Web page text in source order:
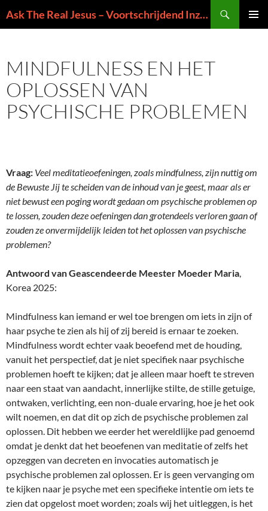
naar
Ask The Real Jesus – Voortschrijdend Inzicht in de Zin van het Leven
MINDFULNESS EN HET
OPLOSSEN VAN
PSYCHISCHE PROBLEMEN
Vraag: Veel meditatieoefeningen, zoals mindfulness, zijn nuttig om
de Bewuste Jij te scheiden van de inhoud van je geest, maar als er
niet bewust een poging wordt gedaan om psychische problemen op
te lossen, zouden deze oefeningen dan grotendeels verloren gaan of
zouden ze onvermijdelijk leiden tot het oplossen van psychische
problemen?
Antwoord van Geascendeerde Meester Moeder Maria,
Korea 2025:
Mindfulness kan iemand er wel toe brengen om iets in zijn of
haar psyche te zien als hij of zij bereid is ernaar te zoeken.
Mindfulness wordt echter vaak beoefend met de houding,
vanuit het perspectief, dat je niet specifiek naar psychische
problemen hoeft te kijken; dat je alleen maar hoeft te streven
naar een staat van aandacht, innerlijke stilte, de stille getuige,
ontwaken, verlichting, een non-duale ervaring, hoe je het ook
wilt noemen, en dat dit op zich de psychische problemen zal
oplossen. Dit hebben we eerder het wereldlijke pad genoemd
omdat je denkt dat het beoefenen van meditatie of zelfs het
opzeggen van decreten en invocaties automatisch je
psychische problemen zal oplossen. Er is geen vervanging om
te kijken naar je psyche met een specifieke intentie om iets te
zien dat opgelost moet worden; zoals wij het uitleggen, is het